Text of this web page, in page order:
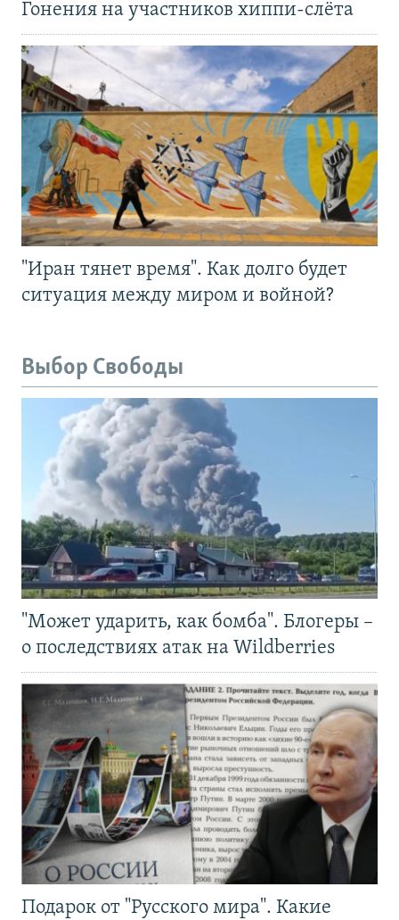
Гонения на участников хиппи-слёта
"Иран тянет время". Как долго будет
ситуация между миром и войной?
Выбор Свободы
"Может ударить, как бомба". Блогеры –
о последствиях атак на Wildberries
Подарок от "Русского мира". Какие